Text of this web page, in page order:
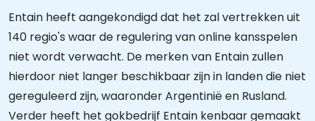
Entain heeft aangekondigd dat het zal vertrekken uit
140 regio's waar de regulering van online kansspelen
niet wordt verwacht. De merken van Entain zullen
hierdoor niet langer beschikbaar zijn in landen die niet
gereguleerd zijn, waaronder Argentinië en Rusland.
Verder heeft het gokbedrijf Entain kenbaar gemaakt